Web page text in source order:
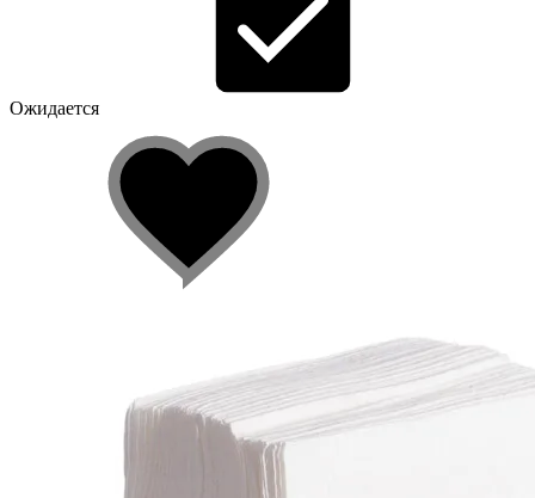
Ожидается